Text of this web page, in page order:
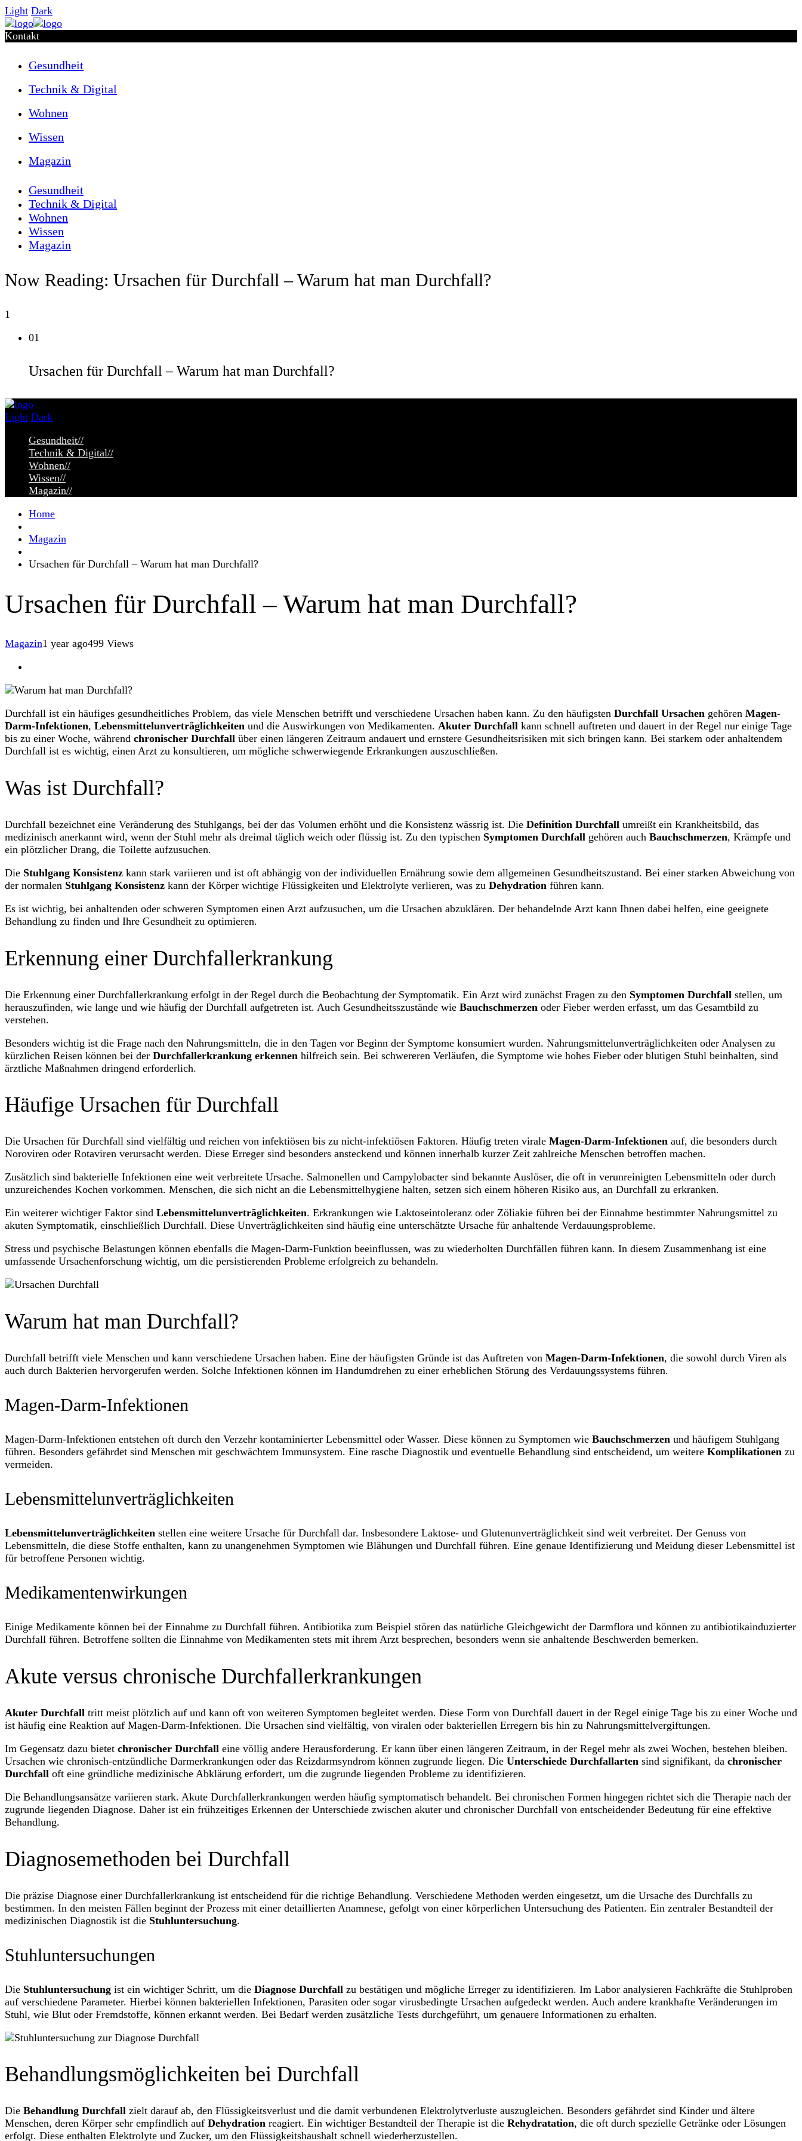
Light Dark
Kontakt
Gesundheit
Technik & Digital
Wohnen
Wissen
Magazin
Gesundheit
Technik & Digital
Wohnen
Wissen
Magazin
Now Reading: Ursachen für Durchfall – Warum hat man Durchfall?
1
01
Ursachen für Durchfall – Warum hat man Durchfall?
Light Dark
Gesundheit//
Technik & Digital//
Wohnen//
Wissen//
Magazin//
Home
Magazin
Ursachen für Durchfall – Warum hat man Durchfall?
Ursachen für Durchfall – Warum hat man Durchfall?
Magazin1 year ago499 Views
Durchfall ist ein häufiges gesundheitliches Problem, das viele Menschen betrifft und verschiedene Ursachen haben kann. Zu den häufigsten Durchfall Ursachen gehören Magen-
Darm-Infektionen, Lebensmittelunverträglichkeiten und die Auswirkungen von Medikamenten. Akuter Durchfall kann schnell auftreten und dauert in der Regel nur einige Tage
bis zu einer Woche, während chronischer Durchfall über einen längeren Zeitraum andauert und ernstere Gesundheitsrisiken mit sich bringen kann. Bei starkem oder anhaltendem
Durchfall ist es wichtig, einen Arzt zu konsultieren, um mögliche schwerwiegende Erkrankungen auszuschließen.
Was ist Durchfall?
Durchfall bezeichnet eine Veränderung des Stuhlgangs, bei der das Volumen erhöht und die Konsistenz wässrig ist. Die Definition Durchfall umreißt ein Krankheitsbild, das
medizinisch anerkannt wird, wenn der Stuhl mehr als dreimal täglich weich oder flüssig ist. Zu den typischen Symptomen Durchfall gehören auch Bauchschmerzen, Krämpfe und
ein plötzlicher Drang, die Toilette aufzusuchen.
Die Stuhlgang Konsistenz kann stark variieren und ist oft abhängig von der individuellen Ernährung sowie dem allgemeinen Gesundheitszustand. Bei einer starken Abweichung von
der normalen Stuhlgang Konsistenz kann der Körper wichtige Flüssigkeiten und Elektrolyte verlieren, was zu Dehydration führen kann.
Es ist wichtig, bei anhaltenden oder schweren Symptomen einen Arzt aufzusuchen, um die Ursachen abzuklären. Der behandelnde Arzt kann Ihnen dabei helfen, eine geeignete
Behandlung zu finden und Ihre Gesundheit zu optimieren.
Erkennung einer Durchfallerkrankung
Die Erkennung einer Durchfallerkrankung erfolgt in der Regel durch die Beobachtung der Symptomatik. Ein Arzt wird zunächst Fragen zu den Symptomen Durchfall stellen, um
herauszufinden, wie lange und wie häufig der Durchfall aufgetreten ist. Auch Gesundheitsszustände wie Bauchschmerzen oder Fieber werden erfasst, um das Gesamtbild zu
verstehen.
Besonders wichtig ist die Frage nach den Nahrungsmitteln, die in den Tagen vor Beginn der Symptome konsumiert wurden. Nahrungsmittelunverträglichkeiten oder Analysen zu
kürzlichen Reisen können bei der Durchfallerkrankung erkennen hilfreich sein. Bei schwereren Verläufen, die Symptome wie hohes Fieber oder blutigen Stuhl beinhalten, sind
ärztliche Maßnahmen dringend erforderlich.
Häufige Ursachen für Durchfall
Die Ursachen für Durchfall sind vielfältig und reichen von infektiösen bis zu nicht-infektiösen Faktoren. Häufig treten virale Magen-Darm-Infektionen auf, die besonders durch
Noroviren oder Rotaviren verursacht werden. Diese Erreger sind besonders ansteckend und können innerhalb kurzer Zeit zahlreiche Menschen betroffen machen.
Zusätzlich sind bakterielle Infektionen eine weit verbreitete Ursache. Salmonellen und Campylobacter sind bekannte Auslöser, die oft in verunreinigten Lebensmitteln oder durch
unzureichendes Kochen vorkommen. Menschen, die sich nicht an die Lebensmittelhygiene halten, setzen sich einem höheren Risiko aus, an Durchfall zu erkranken.
Ein weiterer wichtiger Faktor sind Lebensmittelunverträglichkeiten. Erkrankungen wie Laktoseintoleranz oder Zöliakie führen bei der Einnahme bestimmter Nahrungsmittel zu
akuten Symptomatik, einschließlich Durchfall. Diese Unverträglichkeiten sind häufig eine unterschätzte Ursache für anhaltende Verdauungsprobleme.
Stress und psychische Belastungen können ebenfalls die Magen-Darm-Funktion beeinflussen, was zu wiederholten Durchfällen führen kann. In diesem Zusammenhang ist eine
umfassende Ursachenforschung wichtig, um die persistierenden Probleme erfolgreich zu behandeln.
Warum hat man Durchfall?
Durchfall betrifft viele Menschen und kann verschiedene Ursachen haben. Eine der häufigsten Gründe ist das Auftreten von Magen-Darm-Infektionen, die sowohl durch Viren als
auch durch Bakterien hervorgerufen werden. Solche Infektionen können im Handumdrehen zu einer erheblichen Störung des Verdauungssystems führen.
Magen-Darm-Infektionen
Magen-Darm-Infektionen entstehen oft durch den Verzehr kontaminierter Lebensmittel oder Wasser. Diese können zu Symptomen wie Bauchschmerzen und häufigem Stuhlgang
führen. Besonders gefährdet sind Menschen mit geschwächtem Immunsystem. Eine rasche Diagnostik und eventuelle Behandlung sind entscheidend, um weitere Komplikationen zu
vermeiden.
Lebensmittelunverträglichkeiten
Lebensmittelunverträglichkeiten stellen eine weitere Ursache für Durchfall dar. Insbesondere Laktose- und Glutenunverträglichkeit sind weit verbreitet. Der Genuss von
Lebensmitteln, die diese Stoffe enthalten, kann zu unangenehmen Symptomen wie Blähungen und Durchfall führen. Eine genaue Identifizierung und Meidung dieser Lebensmittel ist
für betroffene Personen wichtig.
Medikamentenwirkungen
Einige Medikamente können bei der Einnahme zu Durchfall führen. Antibiotika zum Beispiel stören das natürliche Gleichgewicht der Darmflora und können zu antibiotikainduzierter
Durchfall führen. Betroffene sollten die Einnahme von Medikamenten stets mit ihrem Arzt besprechen, besonders wenn sie anhaltende Beschwerden bemerken.
Akute versus chronische Durchfallerkrankungen
Akuter Durchfall tritt meist plötzlich auf und kann oft von weiteren Symptomen begleitet werden. Diese Form von Durchfall dauert in der Regel einige Tage bis zu einer Woche und
ist häufig eine Reaktion auf Magen-Darm-Infektionen. Die Ursachen sind vielfältig, von viralen oder bakteriellen Erregern bis hin zu Nahrungsmittelvergiftungen.
Im Gegensatz dazu bietet chronischer Durchfall eine völlig andere Herausforderung. Er kann über einen längeren Zeitraum, in der Regel mehr als zwei Wochen, bestehen bleiben.
Ursachen wie chronisch-entzündliche Darmerkrankungen oder das Reizdarmsyndrom können zugrunde liegen. Die Unterschiede Durchfallarten sind signifikant, da chronischer
Durchfall oft eine gründliche medizinische Abklärung erfordert, um die zugrunde liegenden Probleme zu identifizieren.
Die Behandlungsansätze variieren stark. Akute Durchfallerkrankungen werden häufig symptomatisch behandelt. Bei chronischen Formen hingegen richtet sich die Therapie nach der
zugrunde liegenden Diagnose. Daher ist ein frühzeitiges Erkennen der Unterschiede zwischen akuter und chronischer Durchfall von entscheidender Bedeutung für eine effektive
Behandlung.
Diagnosemethoden bei Durchfall
Die präzise Diagnose einer Durchfallerkrankung ist entscheidend für die richtige Behandlung. Verschiedene Methoden werden eingesetzt, um die Ursache des Durchfalls zu
bestimmen. In den meisten Fällen beginnt der Prozess mit einer detaillierten Anamnese, gefolgt von einer körperlichen Untersuchung des Patienten. Ein zentraler Bestandteil der
medizinischen Diagnostik ist die Stuhluntersuchung.
Stuhluntersuchungen
Die Stuhluntersuchung ist ein wichtiger Schritt, um die Diagnose Durchfall zu bestätigen und mögliche Erreger zu identifizieren. Im Labor analysieren Fachkräfte die Stuhlproben
auf verschiedene Parameter. Hierbei können bakteriellen Infektionen, Parasiten oder sogar virusbedingte Ursachen aufgedeckt werden. Auch andere krankhafte Veränderungen im
Stuhl, wie Blut oder Fremdstoffe, können erkannt werden. Bei Bedarf werden zusätzliche Tests durchgeführt, um genauere Informationen zu erhalten.
Behandlungsmöglichkeiten bei Durchfall
Die Behandlung Durchfall zielt darauf ab, den Flüssigkeitsverlust und die damit verbundenen Elektrolytverluste auszugleichen. Besonders gefährdet sind Kinder und ältere
Menschen, deren Körper sehr empfindlich auf Dehydration reagiert. Ein wichtiger Bestandteil der Therapie ist die Rehydratation, die oft durch spezielle Getränke oder Lösungen
erfolgt. Diese enthalten Elektrolyte und Zucker, um den Flüssigkeitshaushalt schnell wiederherzustellen.